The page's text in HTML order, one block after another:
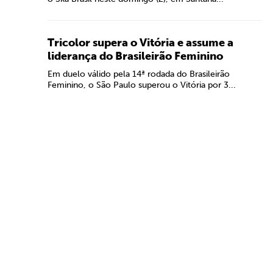
Tricolor supera o Vitória e assume a
liderança do Brasileirão Feminino
Em duelo válido pela 14ª rodada do Brasileirão
Feminino, o São Paulo superou o Vitória por 3...